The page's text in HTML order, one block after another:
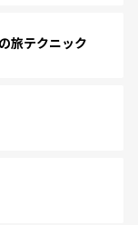
旅テクニック